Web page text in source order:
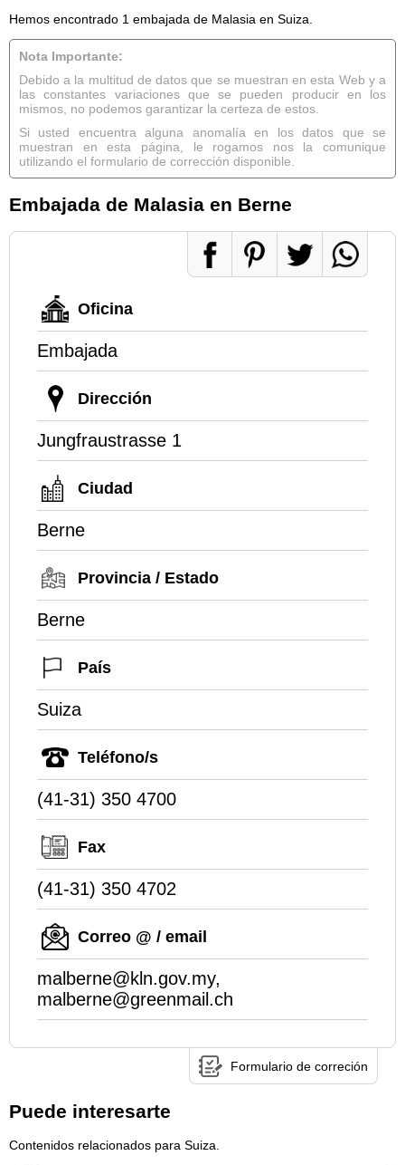
Hemos encontrado 1 embajada de Malasia en Suiza.
Nota Importante:
Debido a la multitud de datos que se muestran en esta Web y a
las constantes variaciones que se pueden producir en los
mismos, no podemos garantizar la certeza de estos.
Si usted encuentra alguna anomalía en los datos que se
muestran en esta página, le rogamos nos la comunique
utilizando el formulario de corrección disponible.
Embajada de Malasia en Berne
Oficina
Embajada
Dirección
Jungfraustrasse 1
Ciudad
Berne
Provincia / Estado
Berne
País
Suiza
Teléfono/s
(41-31) 350 4700
Fax
(41-31) 350 4702
Correo @ / email
malberne@kln.gov.my,
malberne@greenmail.ch
Formulario de correción
Puede interesarte
Contenidos relacionados para Suiza.